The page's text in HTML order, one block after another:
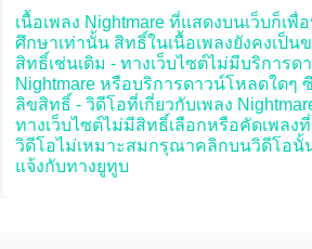
เนื้อเพลง Nightmare ที่แสดงบนเว็บก็เพื่
ศึกษาเท่านั้น สิทธิ์ในเนื้อเพลงยังคงเป็
สิทธิ์เช่นเดิม - ทางเว็บไซต์ไม่มีบริการด
Nightmare หรือบริการดาวน์โหลดใดๆ
ลิขสิทธิ์ - วิดีโอที่เกี่ยวกับเพลง
ทางเว็บไซต์ไม่มีสิทธิ์เลือกหรือคัดเพลง
วิดีโอไม่เหมาะสมกรุณาคลิกบนวิดีโอนั้
แจ้งกับทางยูทูบ